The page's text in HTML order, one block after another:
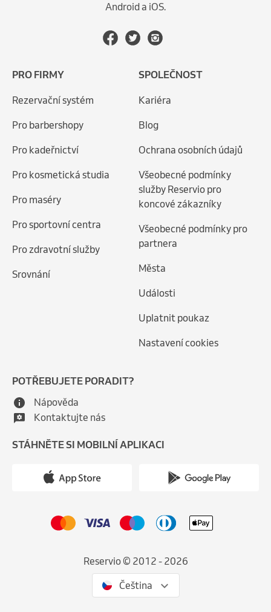
Android a iOS.
PRO FIRMY
Rezervační systém
Pro barbershopy
Pro kadeřnictví
Pro kosmetická studia
Pro maséry
Pro sportovní centra
Pro zdravotní služby
Srovnání
SPOLEČNOST
Kariéra
Blog
Ochrana osobních údajů
Všeobecné podmínky
služby Reservio pro
koncové zákazníky
Všeobecné podmínky pro
partnera
Města
Události
Uplatnit poukaz
Nastavení cookies
POTŘEBUJETE PORADIT?
Nápověda
Kontaktujte nás
STÁHNĚTE SI MOBILNÍ APLIKACI
Reservio © 2012 - 2026
Čeština